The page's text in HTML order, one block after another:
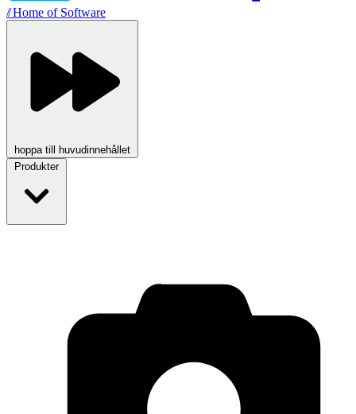
//Home of Software
hoppa till huvudinnehållet
Produkter